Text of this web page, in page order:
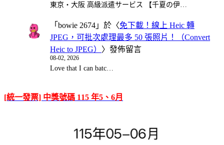
東京・大阪 高級派遣サービス 【千夏の伊…
「 bowie 2674 」於〈免下載！線上 Heic 轉
JPEG，可批次處理最多 50 張照片！（Convert
Heic to JPEG） 〉發佈留言
08-02, 2026
Love that I can batc…
[統一發票] 中獎號碼 115 年5、6月